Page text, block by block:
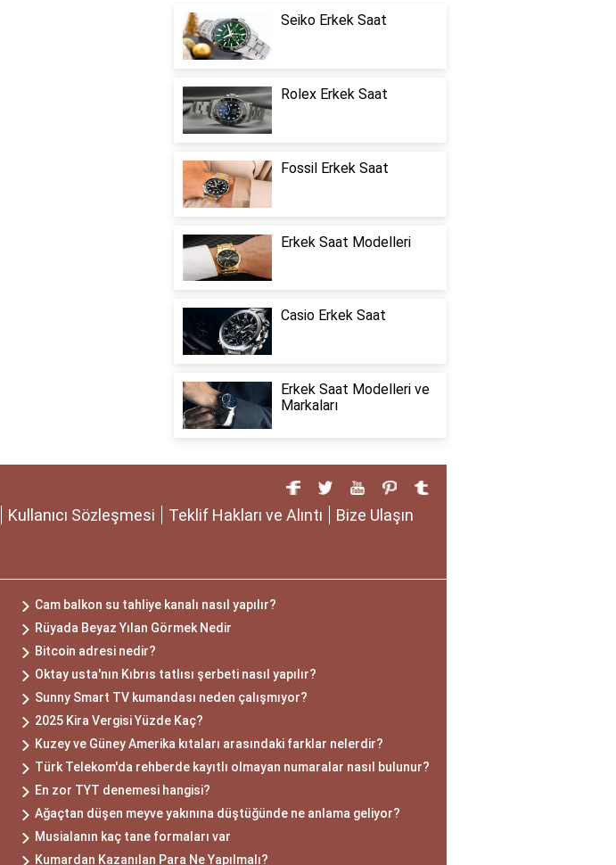
Seiko Erkek Saat
Rolex Erkek Saat
Fossil Erkek Saat
Erkek Saat Modelleri
Casio Erkek Saat
Erkek Saat Modelleri ve
Markaları
Kullanıcı Sözleşmesi Teklif Hakları ve Alıntı Bize Ulaşın
Cam balkon su tahliye kanalı nasıl yapılır?
Rüyada Beyaz Yılan Görmek Nedir
Bitcoin adresi nedir?
Oktay usta'nın Kıbrıs tatlısı şerbeti nasıl yapılır?
Sunny Smart TV kumandası neden çalışmıyor?
2025 Kira Vergisi Yüzde Kaç?
Kuzey ve Güney Amerika kıtaları arasındaki farklar nelerdir?
Türk Telekom'da rehberde kayıtlı olmayan numaralar nasıl bulunur?
En zor TYT denemesi hangisi?
Ağaçtan düşen meyve yakınına düştüğünde ne anlama geliyor?
Musialanın kaç tane formaları var
Kumardan Kazanılan Para Ne Yapılmalı?